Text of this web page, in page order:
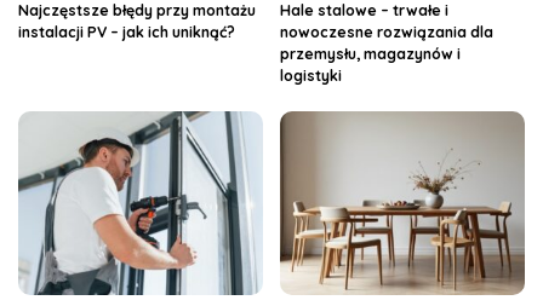
Najczęstsze błędy przy montażu
instalacji PV – jak ich uniknąć?
Hale stalowe – trwałe i
nowoczesne rozwiązania dla
przemysłu, magazynów i
logistyki